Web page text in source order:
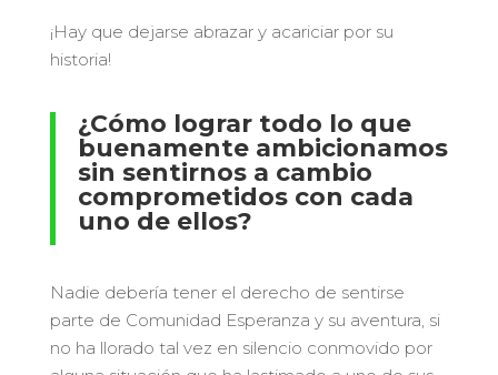
¡Hay que dejarse abrazar y acariciar por su
historia!
¿Cómo lograr todo lo que
buenamente ambicionamos
sin sentirnos a cambio
comprometidos con cada
uno de ellos?
Nadie debería tener el derecho de sentirse
parte de Comunidad Esperanza y su aventura, si
no ha llorado tal vez en silencio conmovido por